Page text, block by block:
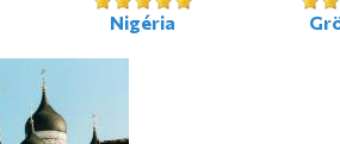
Nigéria